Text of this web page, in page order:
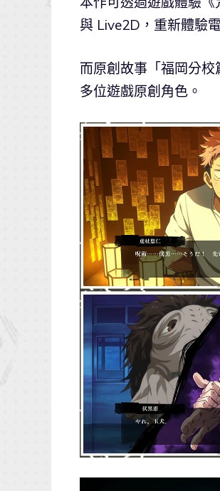
與 Live2D，重新體驗
而原創故事「福岡分
多位遊戲原創角色。